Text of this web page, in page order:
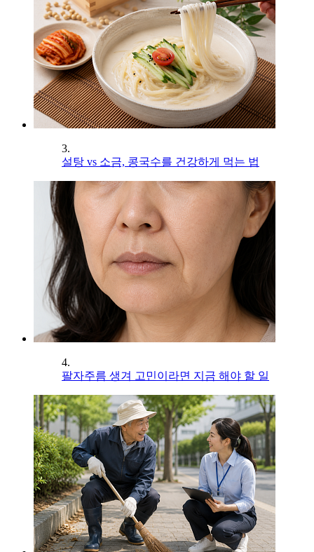
3.
설탕 vs 소금, 콩국수를 건강하게 먹는 법
4.
팔자주름 생겨 고민이라면 지금 해야 할 일